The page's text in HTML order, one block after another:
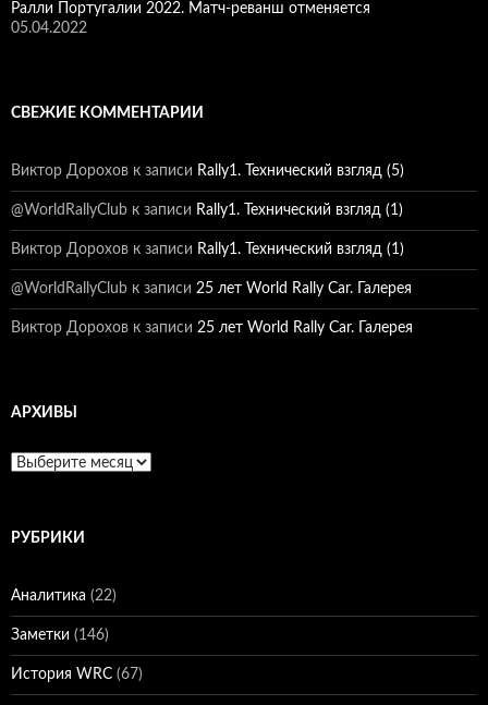
Ралли Португалии 2022. Матч-реванш отменяется
05.04.2022
СВЕЖИЕ КОММЕНТАРИИ
Виктор Дорохов к записи Rally1. Технический взгляд (5)
@WorldRallyClub к записи Rally1. Технический взгляд (1)
Виктор Дорохов к записи Rally1. Технический взгляд (1)
@WorldRallyClub к записи 25 лет World Rally Car. Галерея
Виктор Дорохов к записи 25 лет World Rally Car. Галерея
АРХИВЫ
Архивы
РУБРИКИ
Аналитика (22)
Заметки (146)
История WRC (67)